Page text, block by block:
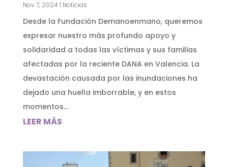
Nov 7, 2024| Noticias
Desde la Fundación Demanoenmano, queremos
expresar nuestro más profundo apoyo y
solidaridad a todas las víctimas y sus familias
afectadas por la reciente DANA en Valencia. La
devastación causada por las inundaciones ha
dejado una huella imborrable, y en estos
momentos...
LEER MÁS